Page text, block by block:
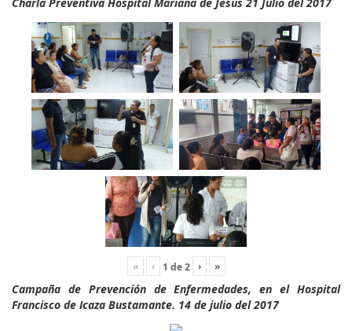
« ‹ 1 de2 › »
Campaña de Prevención de Enfermedades, en el Hospital
Francisco de Icaza Bustamante. 14 de julio del 2017